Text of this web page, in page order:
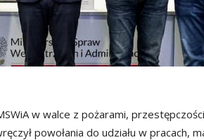
w walce z pożarami,
powołania do udziału w